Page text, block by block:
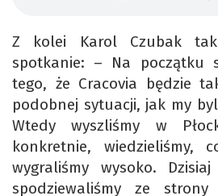
Z kolei Karol Czubak
spotkanie: – Na początku
tego, że Cracovia będzie
podobnej sytuacji, jak my
Wtedy wyszliśmy w
konkretnie, wiedzieliśmy,
wygraliśmy wysoko.
spodziewaliśmy ze strony